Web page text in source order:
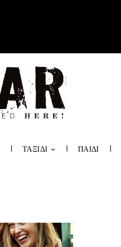
ΤΑΞΙΔΙ ΠΑΙΔΙ